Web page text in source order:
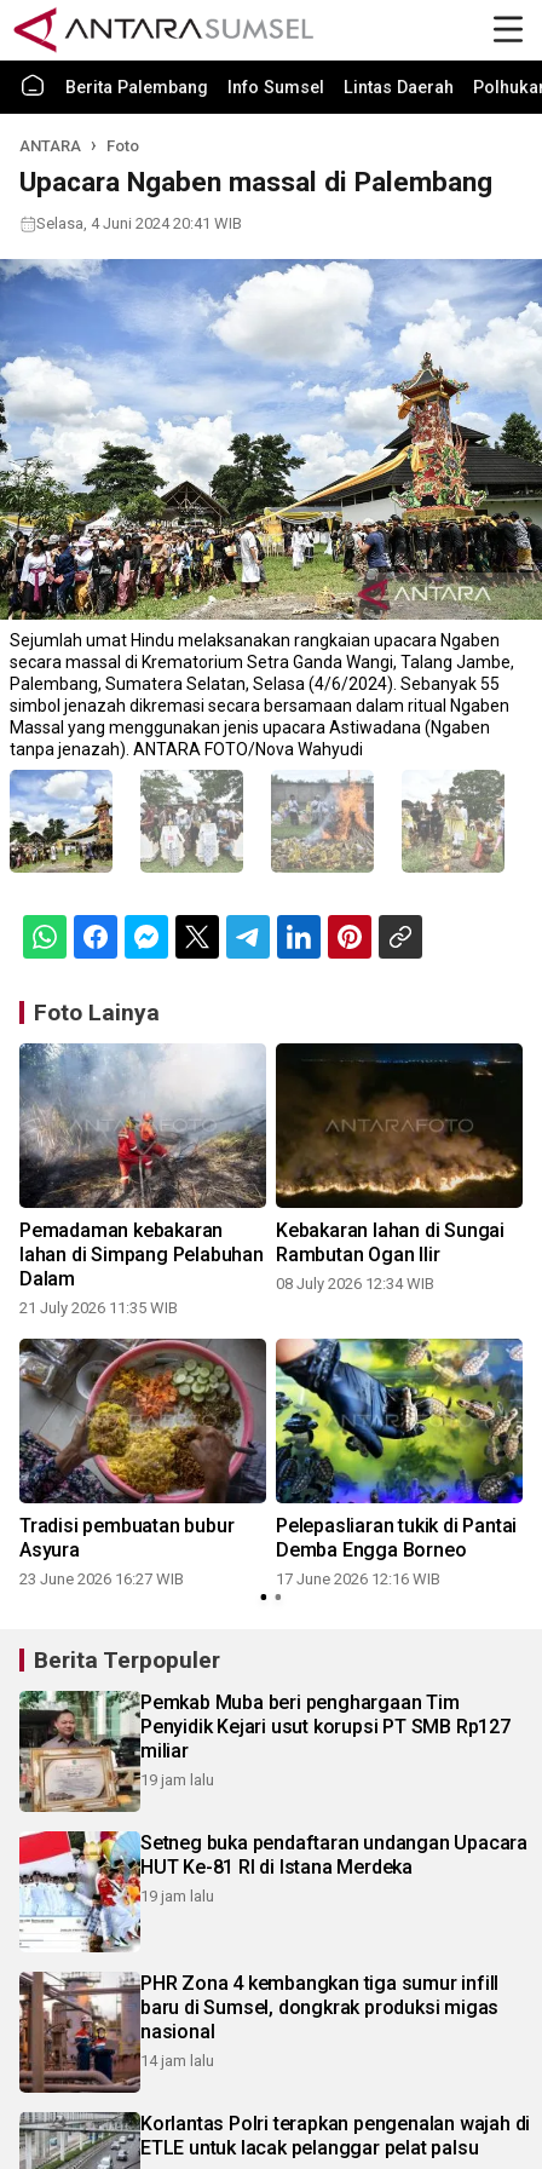
Berita Palembang Info Sumsel Lintas Daerah
ANTARA Foto
Upacara Ngaben massal di Palembang
Selasa, 4 Juni 2024 20:41 WIB
Sejumlah umat Hindu melaksanakan rangkaian upacara Ngaben
secara massal di Krematorium Setra Ganda Wangi, Talang Jambe,
Palembang, Sumatera Selatan, Selasa (4/6/2024). Sebanyak 55
simbol jenazah dikremasi secara bersamaan dalam ritual Ngaben
Massal yang menggunakan jenis upacara Astiwadana (Ngaben
tanpa jenazah). ANTARA FOTO/Nova Wahyudi
Foto Lainya
Pemadaman kebakaran
lahan di Simpang Pelabuhan
Dalam
21 July 2026 11:35 WIB
Kebakaran lahan di Sungai
Rambutan Ogan Ilir
08 July 2026 12:34 WIB
Tradisi pembuatan bubur
Asyura
23 June 2026 16:27 WIB
Pelepasliaran tukik di Pantai
Demba Engga Borneo
17 June 2026 12:16 WIB
Berita Terpopuler
Pemkab Muba beri penghargaan Tim
Penyidik Kejari usut korupsi PT SMB Rp127
miliar
19 jam lalu
Setneg buka pendaftaran undangan Upacara
HUT Ke-81 RI di Istana Merdeka
19 jam lalu
PHR Zona 4 kembangkan tiga sumur infill
baru di Sumsel, dongkrak produksi migas
nasional
14 jam lalu
Korlantas Polri terapkan pengenalan wajah di
ETLE untuk lacak pelanggar pelat palsu